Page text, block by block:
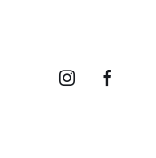
Instagram